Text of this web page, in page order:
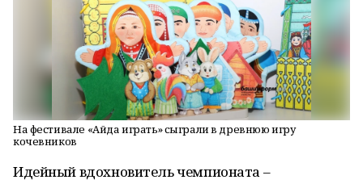
На фестивале «Айда играть» сыграли в древнюю игру
кочевников
Идейный вдохновитель чемпионата –